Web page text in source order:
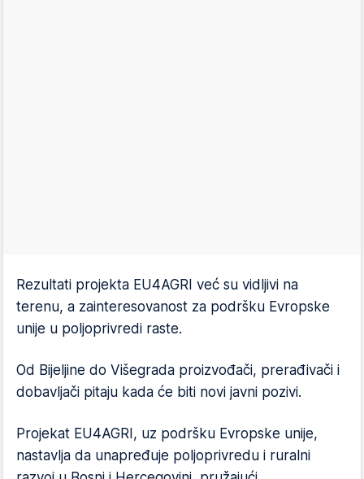
Rezultati projekta EU4AGRI već su vidljivi na
terenu, a zainteresovanost za podršku Evropske
unije u poljoprivredi raste.
Od Bijeljine do Višegrada proizvođači, prerađivači i
dobavljači pitaju kada će biti novi javni pozivi.
Projekat EU4AGRI, uz podršku Evropske unije,
nastavlja da unapređuje poljoprivredu i ruralni